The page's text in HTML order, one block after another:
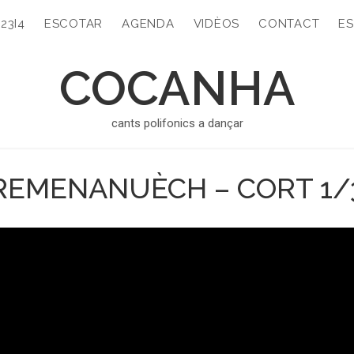
COCANHA
cants polifonics a dançar
ESCOTAR AGENDA VIDÈOS CONTACT
– CORT